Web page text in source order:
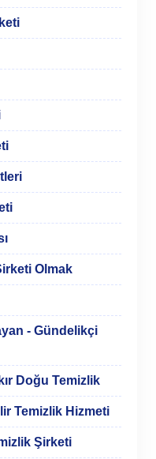
Olmak
- Gündelikçi
Doğu Temizlik
Temizlik Hizmeti
Şirketi